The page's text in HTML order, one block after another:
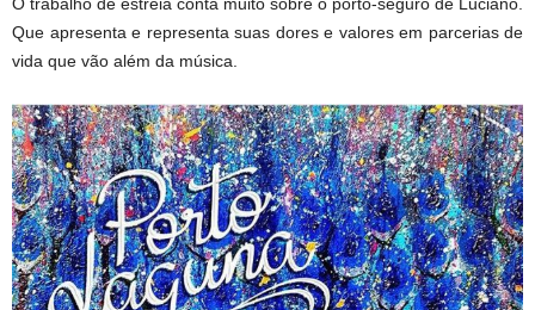
Que apresenta e representa suas dores e valores em parcerias de
vida que vão além da música.